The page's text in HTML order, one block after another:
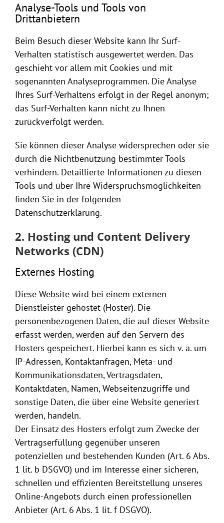
Analyse-Tools und Tools von
Drittanbietern
Beim Besuch dieser Website kann Ihr Surf-
Verhalten statistisch ausgewertet werden. Das
geschieht vor allem mit Cookies und mit
sogenannten Analyseprogrammen. Die Analyse
Ihres Surf-Verhaltens erfolgt in der Regel anonym;
das Surf-Verhalten kann nicht zu Ihnen
zurückverfolgt werden.
Sie können dieser Analyse widersprechen oder sie
durch die Nichtbenutzung bestimmter Tools
verhindern. Detaillierte Informationen zu diesen
Tools und über Ihre Widerspruchsmöglichkeiten
finden Sie in der folgenden
Datenschutzerklärung.
2. Hosting und Content Delivery
Networks (CDN)
Externes Hosting
Diese Website wird bei einem externen
Dienstleister gehostet (Hoster). Die
personenbezogenen Daten, die auf dieser Website
erfasst werden, werden auf den Servern des
Hosters gespeichert. Hierbei kann es sich v. a. um
IP-Adressen, Kontaktanfragen, Meta- und
Kommunikationsdaten, Vertragsdaten,
Kontaktdaten, Namen, Webseitenzugriffe und
sonstige Daten, die über eine Website generiert
werden, handeln.
Der Einsatz des Hosters erfolgt zum Zwecke der
Vertragserfüllung gegenüber unseren
potenziellen und bestehenden Kunden (Art. 6 Abs.
1 lit. b DSGVO) und im Interesse einer sicheren,
schnellen und effizienten Bereitstellung unseres
Online-Angebots durch einen professionellen
Anbieter (Art. 6 Abs. 1 lit. f DSGVO).